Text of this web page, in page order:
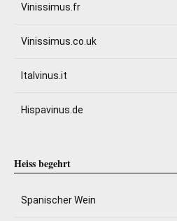
Vinissimus.fr
Vinissimus.co.uk
Italvinus.it
Hispavinus.de
Heiss begehrt
Spanischer Wein